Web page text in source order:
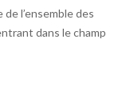
l’ensemble des
dans le champ